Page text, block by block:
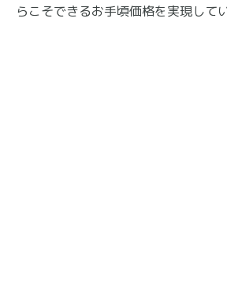
らこそできるお手頃価格を実現して